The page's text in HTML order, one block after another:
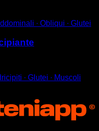
∙ Obliqui ∙ Glutei
∙ Glutei ∙ Muscoli